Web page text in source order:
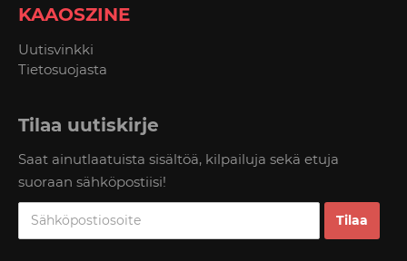
KAAOSZINE
Uutisvinkki
Tietosuojasta
Tilaa uutiskirje
Saat ainutlaatuista sisältöä, kilpailuja sekä etuja
suoraan sähköpostiisi!